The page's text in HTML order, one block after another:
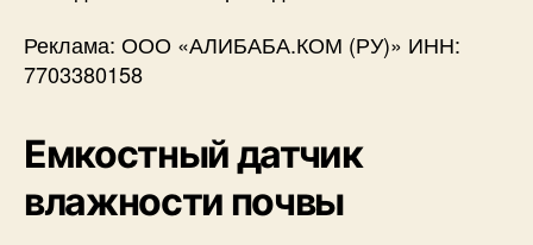
Реклама: ООО «АЛИБАБА.КОМ (РУ)» ИНН:
7703380158
Емкостный датчик
влажности почвы